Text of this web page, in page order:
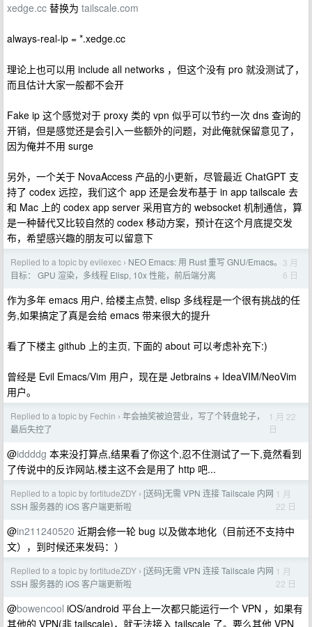
xedge.cc 替换为 tailscale.com
always-real-ip = *.xedge.cc
理论上也可以用 include all networks ，但这个没有 pro 就没测试了，
而且估计大家一般都不会开
Fake ip 这个感觉对于 proxy 类的 vpn 似乎可以节约一次 dns 查询的
开销，但是感觉还是会引入一些额外的问题，对此俺就保留意见了，
因为俺并不用 surge
另外，一个关于 NovaAccess 产品的小更新，尽管最近 ChatGPT 支
持了 codex 远控，我们这个 app 还是会发布基于 in app tailscale 去
和 Mac 上的 codex app server 采用官方的 websocket 机制通信，算
是一种替代又比较自然的 codex 移动方案，预计在这个月底提交发
布，希望感兴趣的朋友可以留意下
Replied to a topic by evilexec › NEO Emacs: 用 Rust 重写 GNU/Emacs。
目标： GPU 渲染，多线程 Elisp, 10x 性能，前后端分离
3 月
6 日
作为多年 emacs 用户, 给楼主点赞, elisp 多线程是一个很有挑战的任
务,如果搞定了真是会给 emacs 带来很大的提升
看了下楼主 github 上的主页, 下面的 about 可以考虑补充下:)
曾经是 Evil Emacs/Vim 用户，现在是 Jetbrains + IdeaVIM/NeoVim
用户。
Replied to a topic by Fechin › 年会抽奖被迫营业，写了个转盘轮子，
最后失控了
1 月 22
日
@iddddg 本来没打算点,结果看了你这个,忍不住测试了一下,竟然看到
了传说中的反诈网站,楼主这不会是用了 http 吧...
Replied to a topic by fortitudeZDY › [送码]无需 VPN 连接 Tailscale 内网
SSH 服务器的 iOS 客户端更新啦
1 月
22 日
@in211240520 近期会修一轮 bug 以及做本地化（目前还不支持中
文），到时候还来发码：）
Replied to a topic by fortitudeZDY › [送码]无需 VPN 连接 Tailscale 内网
SSH 服务器的 iOS 客户端更新啦
1 月
22 日
@bowencool iOS/android 平台上一次都只能运行一个 VPN ，如果有
其他的 VPN(非 tailscale)，就无法接入 tailscale 了。要么其他 VPN